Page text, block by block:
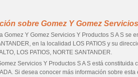
sobre Gomez Y Gomez
Gomez Y Gomez Servicios Y Productos S A S se
en la localidad LOS PATIOS y su
LOS PATIOS, NORTE SANTANDER.
Servicios Y Productos S A S está constituida
Si desea conocer más información sobre esta